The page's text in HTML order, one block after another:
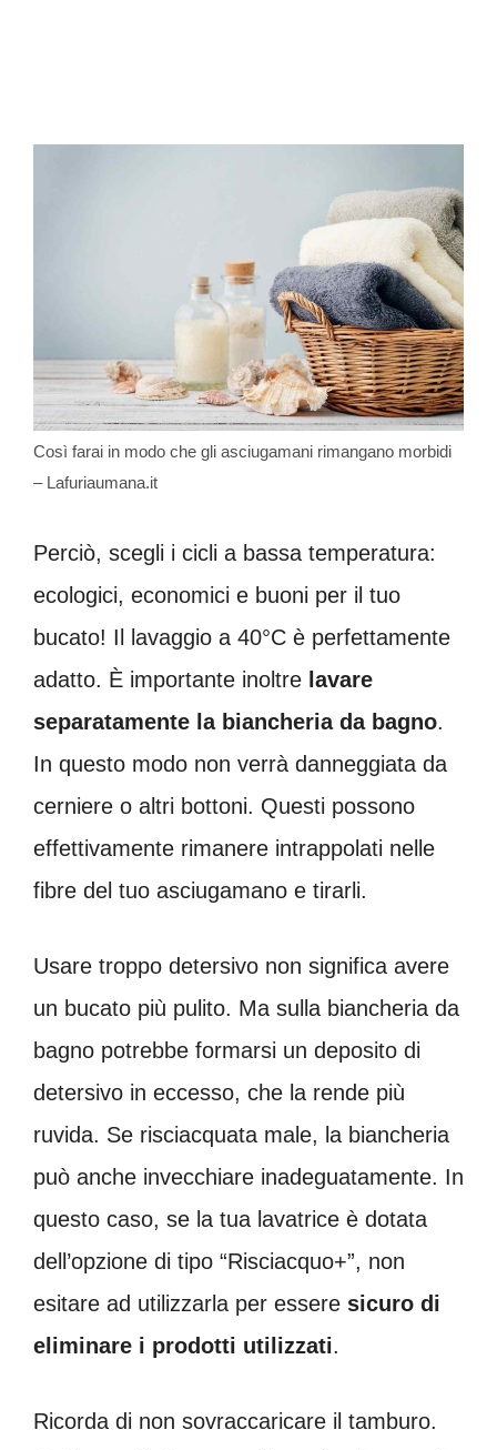
Così farai in modo che gli asciugamani rimangano morbidi
– Lafuriaumana.it
Perciò, scegli i cicli a bassa temperatura:
ecologici, economici e buoni per il tuo
bucato! Il lavaggio a 40°C è perfettamente
adatto. È importante inoltre lavare
separatamente la biancheria da bagno.
In questo modo non verrà danneggiata da
cerniere o altri bottoni. Questi possono
effettivamente rimanere intrappolati nelle
fibre del tuo asciugamano e tirarli.
Usare troppo detersivo non significa avere
un bucato più pulito. Ma sulla biancheria da
bagno potrebbe formarsi un deposito di
detersivo in eccesso, che la rende più
ruvida. Se risciacquata male, la biancheria
può anche invecchiare inadeguatamente. In
questo caso, se la tua lavatrice è dotata
dell’opzione di tipo “Risciacquo+”, non
esitare ad utilizzarla per essere sicuro di
eliminare i prodotti utilizzati.
Ricorda di non sovraccaricare il tamburo.